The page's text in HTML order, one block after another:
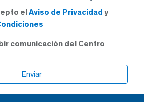
elAviso de Privacidad y
comunicación del Centro